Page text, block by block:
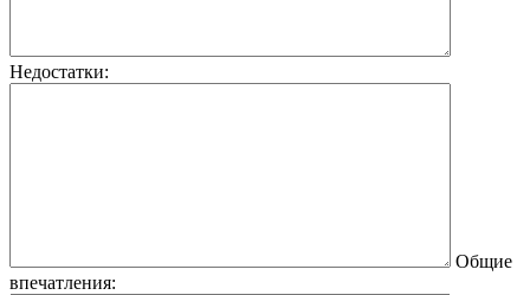
Недостатки:
Общие
впечатления: